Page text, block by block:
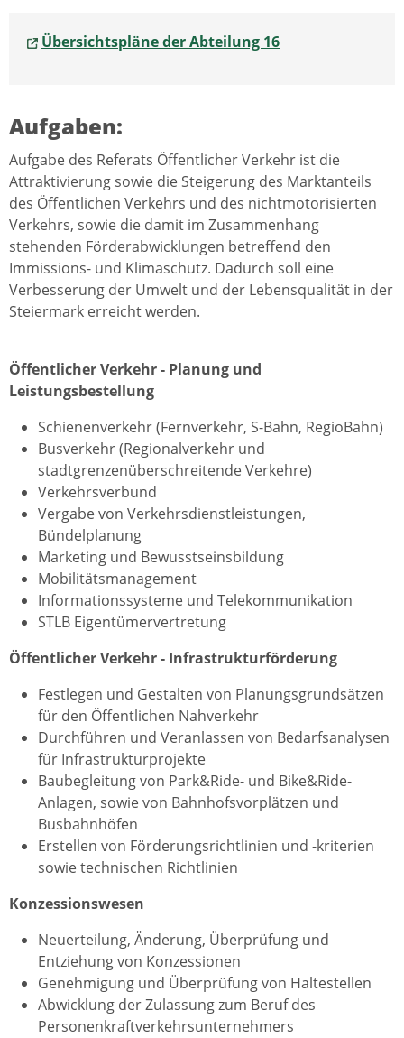
Übersichtspläne der Abteilung 16
Aufgaben:
Aufgabe des Referats Öffentlicher Verkehr ist die
Attraktivierung sowie die Steigerung des Marktanteils
des Öffentlichen Verkehrs und des nichtmotorisierten
Verkehrs, sowie die damit im Zusammenhang
stehenden Förderabwicklungen betreffend den
Immissions- und Klimaschutz. Dadurch soll eine
Verbesserung der Umwelt und der Lebensqualität in der
Steiermark erreicht werden.
Öffentlicher Verkehr - Planung und
Leistungsbestellung
Schienenverkehr (Fernverkehr, S-Bahn, RegioBahn)
Busverkehr (Regionalverkehr und
stadtgrenzenüberschreitende Verkehre)
Verkehrsverbund
Vergabe von Verkehrsdienstleistungen,
Bündelplanung
Marketing und Bewusstseinsbildung
Mobilitätsmanagement
Informationssysteme und Telekommunikation
STLB Eigentümervertretung
Öffentlicher Verkehr - Infrastrukturförderung
Festlegen und Gestalten von Planungsgrundsätzen
für den Öffentlichen Nahverkehr
Durchführen und Veranlassen von Bedarfsanalysen
für Infrastrukturprojekte
Baubegleitung von Park&Ride- und Bike&Ride-
Anlagen, sowie von Bahnhofsvorplätzen und
Busbahnhöfen
Erstellen von Förderungsrichtlinien und -kriterien
sowie technischen Richtlinien
Konzessionswesen
Neuerteilung, Änderung, Überprüfung und
Entziehung von Konzessionen
Genehmigung und Überprüfung von Haltestellen
Abwicklung der Zulassung zum Beruf des
Personenkraftverkehrsunternehmers